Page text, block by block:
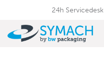
24h Servicedesk